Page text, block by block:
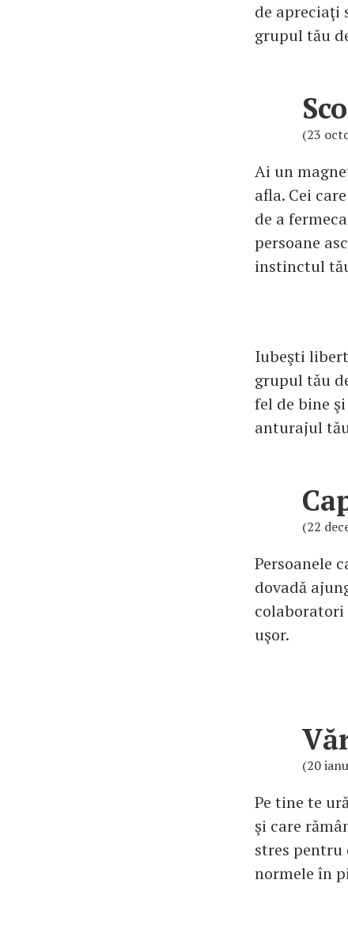
de apreciaţi
grupul tău
(23
Ai un
afla. Cei
de a
persoane
instinctul
Iubeşti
grupul tău
fel de bine
anturajul
(22
Persoanele
dovadă
uşor.
(20
Pe tine te
şi care
stres pentru
normele în